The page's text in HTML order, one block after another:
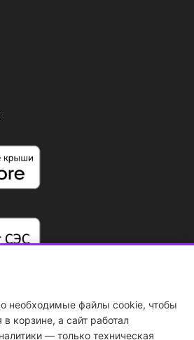
необходимые файлы cookie, чтобы
корзине, а сайт работал
— только техническая